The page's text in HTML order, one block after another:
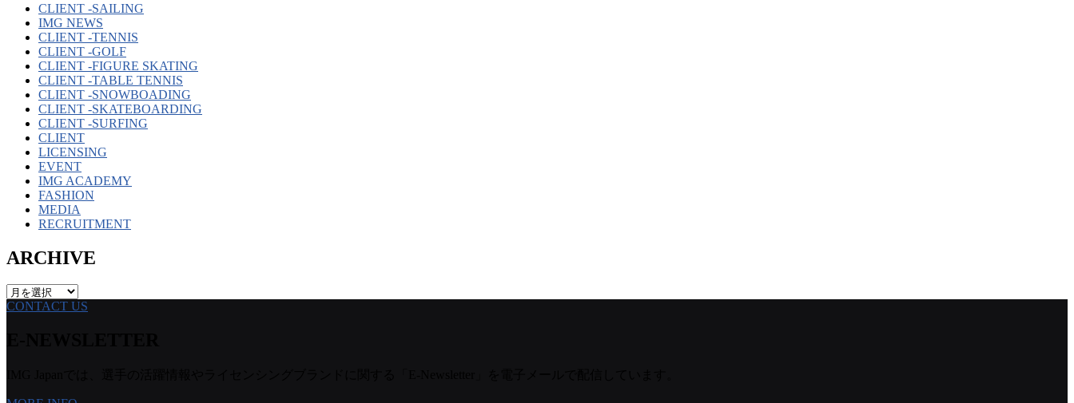
CLIENT -SAILING
IMG NEWS
CLIENT -TENNIS
CLIENT -GOLF
CLIENT -FIGURE SKATING
CLIENT -TABLE TENNIS
CLIENT -SNOWBOADING
CLIENT -SKATEBOARDING
CLIENT -SURFING
CLIENT
LICENSING
EVENT
IMG ACADEMY
FASHION
MEDIA
RECRUITMENT
ARCHIVE
ARCHIVE
CONTACT US